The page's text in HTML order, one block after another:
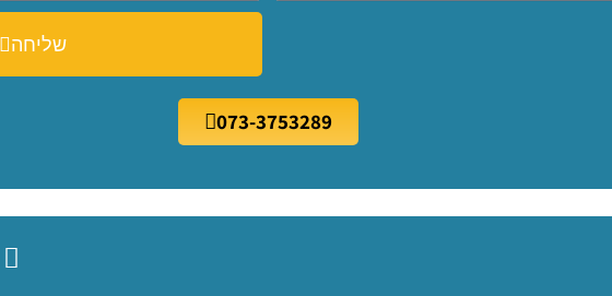
שליחה
073-3753289